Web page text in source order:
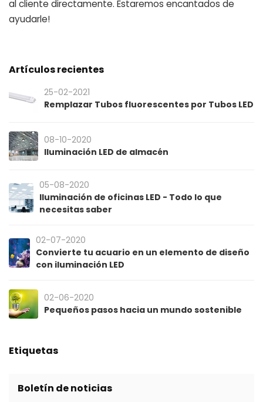
al cliente directamente. Estaremos encantados de
ayudarle!
Artículos recientes
25-02-2021
Remplazar Tubos fluorescentes por Tubos LED
08-10-2020
Iluminación LED de almacén
05-08-2020
Iluminación de oficinas LED - Todo lo que
necesitas saber
02-07-2020
Convierte tu acuario en un elemento de diseño
con iluminación LED
02-06-2020
Pequeños pasos hacia un mundo sostenible
Etiquetas
Boletín de noticias